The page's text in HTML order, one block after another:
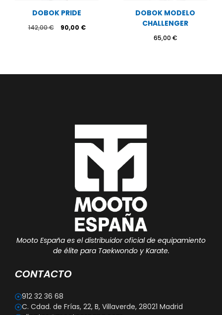
DOBOK PRIDE
142,00€
El
90,00 €El
DOBOK MODELO
CHALLENGER
65,00 €
Mooto España es el distribuidor oficial de equipamiento
de élite para Taekwondo y Karate.
CONTACTO
912 32 36 68
C. Cdad. de Frías, 22, B, Villaverde, 28021 Madrid